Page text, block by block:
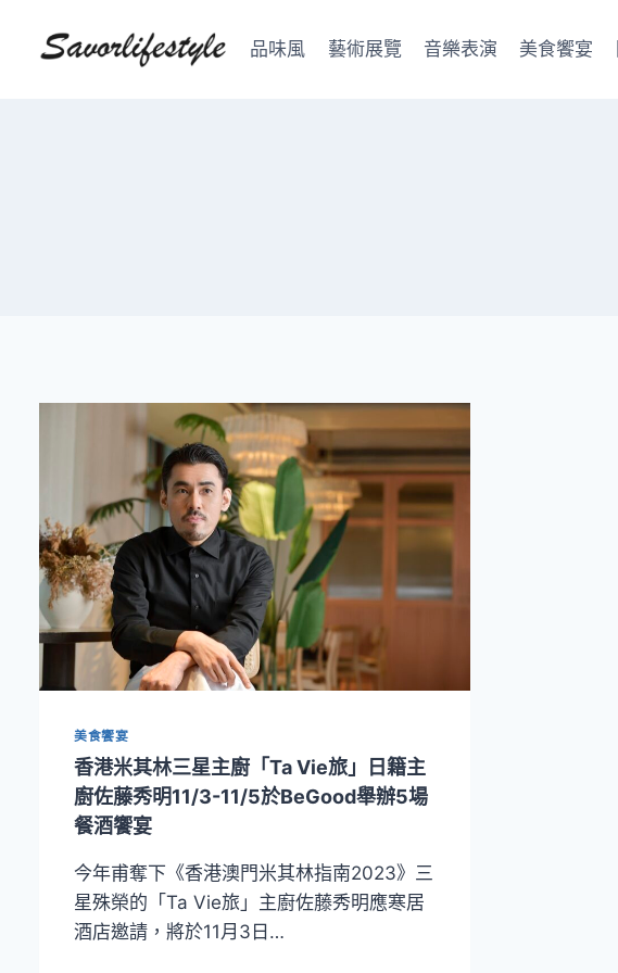
品味風 藝術展覽 音樂表演 美食饗宴
美食饗宴
香港米其林三星主廚「Ta Vie旅」日籍主
廚佐藤秀明11/3-11/5於BeGood舉辦5場
餐酒饗宴
今年甫奪下《香港澳門米其林指南2023》三
星殊榮的「Ta Vie旅」主廚佐藤秀明應寒居
酒店邀請，將於11月3日…